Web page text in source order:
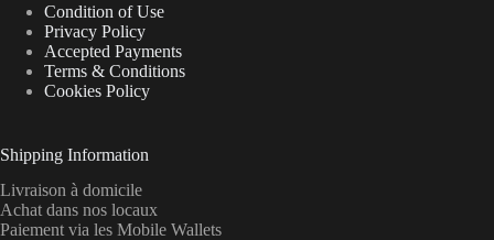
Condition of Use
Privacy Policy
Accepted Payments
Terms & Conditions
Cookies Policy
Shipping Information
Livraison à domicile
Achat dans nos locaux
Paiement via les Mobile Wallets